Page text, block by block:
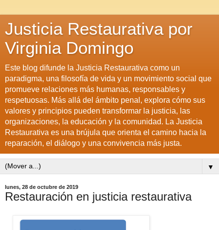
Justicia Restaurativa por
Virginia Domingo
Este blog difunde la Justicia Restaurativa como un
paradigma, una filosofía de vida y un movimiento social que
promueve relaciones más humanas, responsables y
respetuosas. Más allá del ámbito penal, explora cómo sus
valores y principios pueden transformar la justicia, las
organizaciones, la educación y la comunidad. La Justicia
Restaurativa es una brújula que orienta el camino hacia la
reparación, el diálogo y una convivencia más justa.
▼
lunes, 28 de octubre de 2019
Restauración en justicia restaurativa